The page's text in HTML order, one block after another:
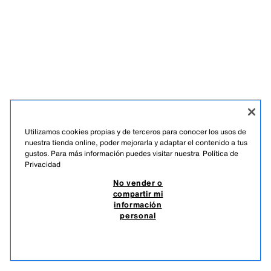
Utilizamos cookies propias y de terceros para conocer los usos de
nuestra tienda online, poder mejorarla y adaptar el contenido a tus
gustos. Para más información puedes visitar nuestra Política de
Privacidad
No vender o
compartir mi
información
personal